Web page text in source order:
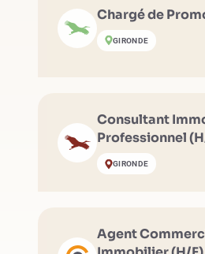
Chargé de
GIRONDE
Consultant
Professionnel
GIRONDE
Agent